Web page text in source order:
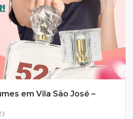
em Vila São José –